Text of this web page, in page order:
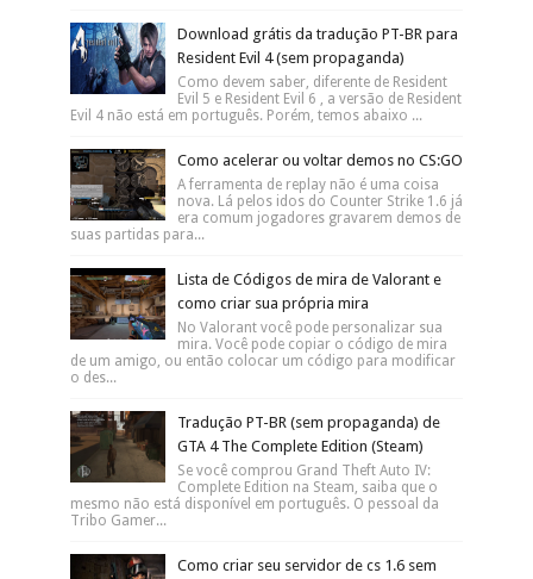
Download grátis da tradução PT-BR para
Resident Evil 4 (sem propaganda)
Como devem saber, diferente de Resident
Evil 5 e Resident Evil 6 , a versão de Resident
Evil 4 não está em português. Porém, temos abaixo ...
Como acelerar ou voltar demos no CS:GO
A ferramenta de replay não é uma coisa
nova. Lá pelos idos do Counter Strike 1.6 já
era comum jogadores gravarem demos de
suas partidas para...
Lista de Códigos de mira de Valorant e
como criar sua própria mira
No Valorant você pode personalizar sua
mira. Você pode copiar o código de mira
de um amigo, ou então colocar um código para modificar
o des...
Tradução PT-BR (sem propaganda) de
GTA 4 The Complete Edition (Steam)
Se você comprou Grand Theft Auto IV:
Complete Edition na Steam, saiba que o
mesmo não está disponível em português. O pessoal da
Tribo Gamer...
Como criar seu servidor de cs 1.6 sem